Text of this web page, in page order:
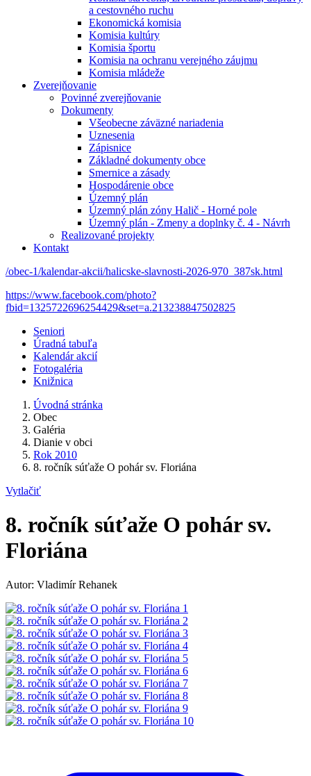
a cestovného ruchu
Ekonomická komisia
Komisia kultúry
Komisia športu
Komisia na ochranu verejného záujmu
Komisia mládeže
Zverejňovanie
Povinné zverejňovanie
Dokumenty
Všeobecne záväzné nariadenia
Uznesenia
Zápisnice
Základné dokumenty obce
Smernice a zásady
Hospodárenie obce
Územný plán
Územný plán zóny Halič - Horné pole
Územný plán - Zmeny a doplnky č. 4 - Návrh
Realizované projekty
Kontakt
/obec-1/kalendar-akcii/halicske-slavnosti-2026-970_387sk.html
https://www.facebook.com/photo?
fbid=1325722696254429&set=a.213238847502825
Seniori
Úradná tabuľa
Kalendár akcií
Fotogaléria
Knižnica
Úvodná stránka
Obec
Galéria
Dianie v obci
Rok 2010
8. ročník súťaže O pohár sv. Floriána
Vytlačiť
8. ročník súťaže O pohár sv.
Floriána
Autor: Vladimír Rehanek